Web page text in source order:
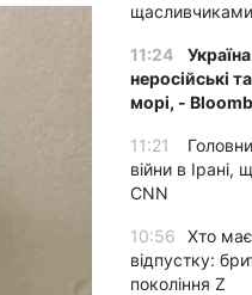
11:24
неросійські
морі, -
11:21
війни в
CNN
10:56
Хто
відпустку:
покоління Z